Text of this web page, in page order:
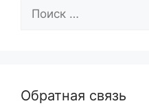
Обратная связь